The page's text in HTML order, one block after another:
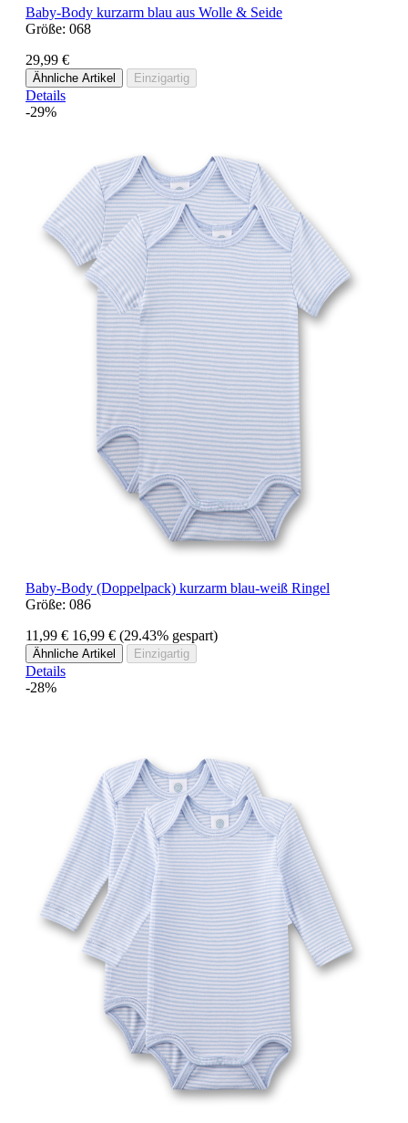
Baby-Body kurzarm blau aus Wolle & Seide
Größe: 068
29,99 €
Ähnliche Artikel Einzigartig
Details
-29%
Baby-Body (Doppelpack) kurzarm blau-weiß Ringel
Größe: 086
11,99 € 16,99 € (29.43% gespart)
Ähnliche Artikel Einzigartig
Details
-28%